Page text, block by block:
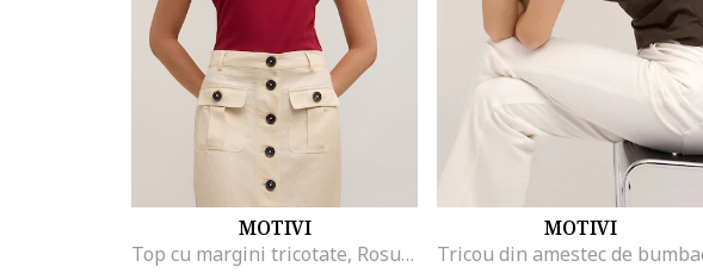
MOTIVI
Top cu margini tricotate, Rosu inchis
MOTIVI